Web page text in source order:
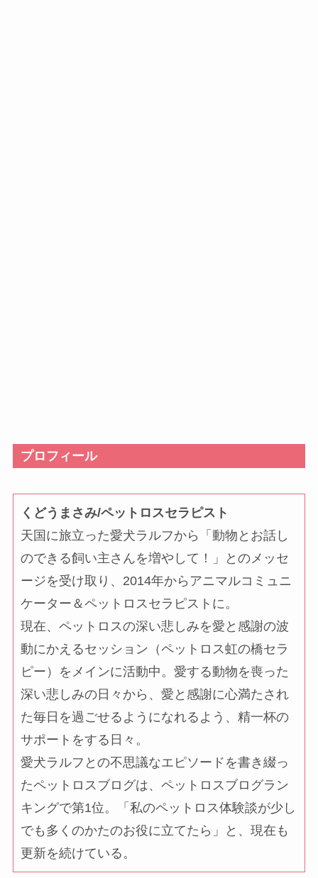
プロフィール
くどうまさみ/ペットロスセラピスト
天国に旅立った愛犬ラルフから「動物とお話し
のできる飼い主さんを増やして！」とのメッセ
ージを受け取り、2014年からアニマルコミュニ
ケーター＆ペットロスセラピストに。
現在、ペットロスの深い悲しみを愛と感謝の波
動にかえるセッション（ペットロス虹の橋セラ
ピー）をメインに活動中。愛する動物を喪った
深い悲しみの日々から、愛と感謝に心満たされ
た毎日を過ごせるようになれるよう、精一杯の
サポートをする日々。
愛犬ラルフとの不思議なエピソードを書き綴っ
たペットロスブログは、ペットロスブログラン
キングで第1位。「私のペットロス体験談が少し
でも多くのかたのお役に立てたら」と、現在も
更新を続けている。